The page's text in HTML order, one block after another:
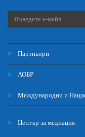
Партньори
АОБР
Международни и
Център за медиация